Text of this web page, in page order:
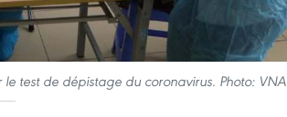
test de dépistage du coronavirus. Photo: VNA